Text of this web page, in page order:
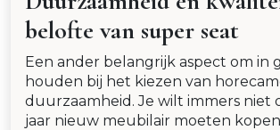
belofte van super seat
Een ander belangrijk aspect om in
houden bij het kiezen van
duurzaamheid. Je wilt immers niet
jaar nieuw meubilair moeten